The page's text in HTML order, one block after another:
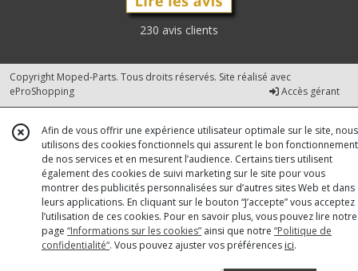
230 avis clients
Copyright Moped-Parts. Tous droits réservés. Site réalisé avec
eProShopping
Accès gérant
Afin de vous offrir une expérience utilisateur optimale sur le site, nous
utilisons des cookies fonctionnels qui assurent le bon fonctionnement
de nos services et en mesurent l’audience. Certains tiers utilisent
également des cookies de suivi marketing sur le site pour vous
montrer des publicités personnalisées sur d’autres sites Web et dans
leurs applications. En cliquant sur le bouton “J’accepte” vous acceptez
l’utilisation de ces cookies. Pour en savoir plus, vous pouvez lire notre
page “Informations sur les cookies” ainsi que notre “Politique de
confidentialité“. Vous pouvez ajuster vos préférences ici.